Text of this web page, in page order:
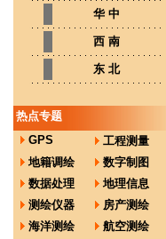
华 中
西 南
东 北
热点专题
GPS
工程测量
地籍调绘
数字制图
数据处理
地理信息
测绘仪器
房产测绘
海洋测绘
航空测绘